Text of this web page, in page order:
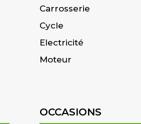
Carrosserie
Cycle
Electricité
Moteur
OCCASIONS